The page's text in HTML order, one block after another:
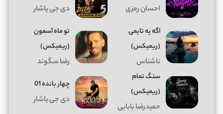
احسان رمزی دی جی یاشار
اگه یه تایمی
(ریمیکس)
ناشناس
تو ماه آسمون
(ریمیکس)
رضا سگوند
سنگ تمام
(ریمیکس)
حمیدرضا بابایی
چهار بانده 01
دی جی یاشار